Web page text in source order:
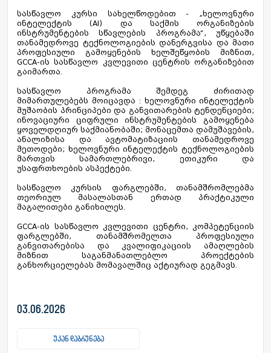
სასწავლო კურსი სახელწოდებით - „ხელოვნური
ინტელექტის (AI) და საქმის ორგანიზების
ინსტრუმენტების სწავლების პროგრამა“, უწყებაში
თანამედროვე ტექნოლოგიების დანერგვისა და მათი
პროფესიული გამოყენების ხელშეწყობის მიზნით,
GCCA-ის სასწავლო კვლევითი ცენტრის ორგანიზებით
გაიმართა.
სასწავლო პროგრამა შემდეგ ძირითად
მიმართულებებს მოიცავდა : ხელოვნური ინტელექტის
მუშაობის პრინციპები და განვითარების ტენდენციები;
ინოვაციური ციფრული ინსტრუმენტების გამოყენება
ყოველდღიურ საქმიანობაში; მონაცემთა დამუშავების,
ანალიზისა და ავტომატიზაციის თანამედროვე
მეთოდები; ხელოვნური ინტელექტის ტექნოლოგიების
მართვის სამართლებრივი, ეთიკური და
უსაფრთხოების ასპექტები.
სასწავლო კურსის ფარგლებში, თანამშრომლებმა
თეორიულ მასალასთან ერთად პრაქტიკული
მაგალითები განიხილეს.
GCCA-ის სასწავლო კვლევითი ცენტრი, კომპეტენციის
ფარგლებში, თანამშრომელთა პროფესიული
განვითარებისა და კვალიფიკაციის ამაღლების
მიზნით საგანმანათლებლო პროექტების
განხორციელებას მომავალშიც აქტიურად გეგმავს.
03.06.2026
უკან დაბრუნება